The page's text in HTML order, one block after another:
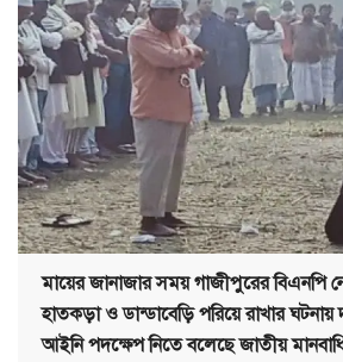
মায়ের জানাজার সময় গাজীপুরের
হাতকড়া ও ডান্ডাবেড়ি পরিয়ে রাখার ঘটনায়
আইনি পদক্ষেপ নিতে বলেছে জাতীয়